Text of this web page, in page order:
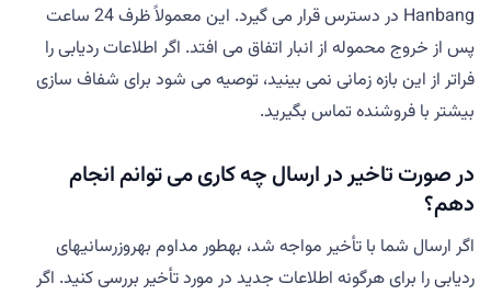
Hanbang در دسترس قرار می گیرد. این معمولاً ظرف 24 ساعت
پس از خروج محموله از انبار اتفاق می افتد. اگر اطلاعات ردیابی را
فراتر از این بازه زمانی نمی بینید، توصیه می شود برای شفاف سازی
بیشتر با فروشنده تماس بگیرید.
در صورت تاخیر در ارسال چه کاری می توانم انجام
دهم؟
اگر ارسال شما با تأخیر مواجه شد، بهطور مداوم بهروزرسانیهای
ردیابی را برای هرگونه اطلاعات جدید در مورد تأخیر بررسی کنید. اگر